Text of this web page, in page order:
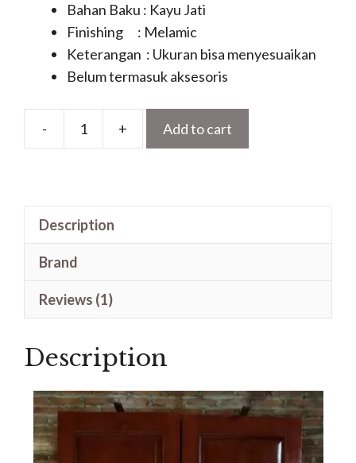
Bahan Baku : Kayu Jati
Finishing : Melamic
Keterangan : Ukuran bisa menyesuaikan
Belum termasuk aksesoris
-
Daun
Simple
Jati
+ Add to cart
Description
Brand
Reviews (1)
Description